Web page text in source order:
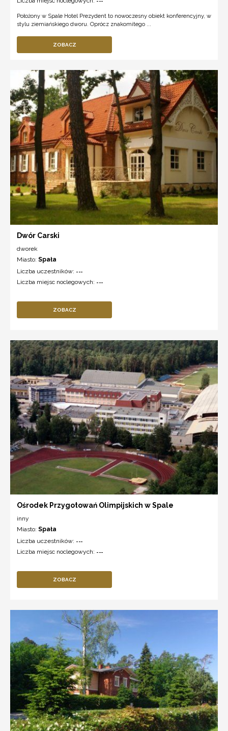
Położony w Spale Hotel Prezydent to nowoczesny obiekt konferencyjny, w
stylu ziemiańskiego dworu. Oprócz znakomitego ...
ZOBACZ
Dwór Carski
dworek
Miasto: Spała
Liczba uczestników: ---
Liczba miejsc noclegowych: ---
ZOBACZ
Ośrodek Przygotowań Olimpijskich w Spale
inny
Miasto: Spała
Liczba uczestników: ---
Liczba miejsc noclegowych: ---
ZOBACZ